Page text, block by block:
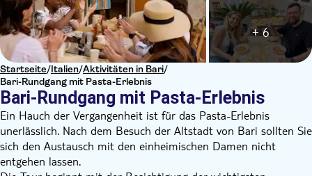
Startseite/Italien/Aktivitäten in Bari/
Bari-Rundgang mit Pasta-Erlebnis
Bari-Rundgang mit Pasta-Erlebnis
+ 6
Ein Hauch der Vergangenheit ist für das Pasta-Erlebnis
unerlässlich. Nach dem Besuch der Altstadt von Bari sollten Sie
sich den Austausch mit den einheimischen Damen nicht
entgehen lassen.